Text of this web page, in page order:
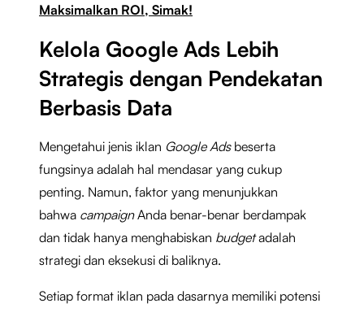
Maksimalkan ROI, Simak!
Kelola Google Ads Lebih
Strategis dengan Pendekatan
Berbasis Data
Mengetahui jenis iklan Google Adsbeserta
fungsinya adalah hal mendasar yang cukup
penting. Namun, faktor yang menunjukkan
bahwa campaignAnda benar-benar berdampak
dan tidak hanya menghabiskan budgetadalah
strategi dan eksekusi di baliknya.
Setiap format iklan pada dasarnya memiliki potensi